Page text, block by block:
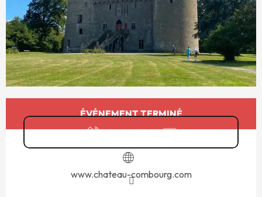
OUVERTURE ET COORDONNÉES
ÉVÉNEMENT TERMINÉ
02 99 73 22▒▒
www.chateau-combourg.com